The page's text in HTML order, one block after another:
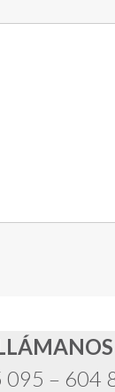
095 – 604